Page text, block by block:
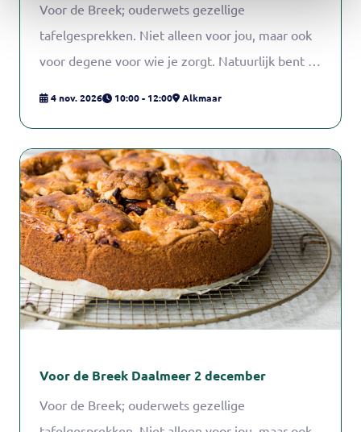
Voor de Breek; ouderwets gezellige
tafelgesprekken. Niet alleen voor jou, maar ook
voor degene voor wie je zorgt. Natuurlijk bent je
hulpverleners van Wijkcentrum de Daalder,
begeleiden de groep. Zij zorgen ook dat er altijd
iets lekkers bij de thee en koffie is!
4 nov. 2026 10:00 - 12:00 Alkmaar
Voor de Breek Daalmeer 2 december
Voor de Breek; ouderwets gezellige